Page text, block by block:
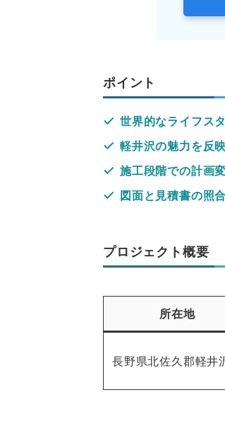
ポイント
世界的なライフス
軽井沢の魅力を反
施工段階での計画
図面と見積書の照
プロジェクト概要
所在地
長野県北佐久郡軽井